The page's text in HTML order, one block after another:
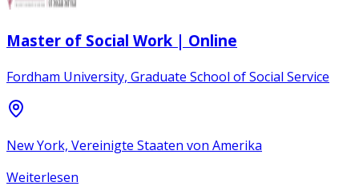
Master of Social Work | Online
Fordham University, Graduate School of Social Service
New York, Vereinigte Staaten von Amerika
Weiterlesen